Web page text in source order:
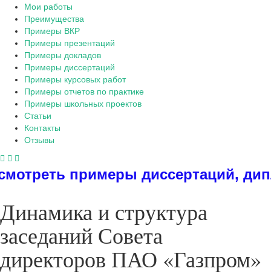
Мои работы
Преимущества
Примеры ВКР
Примеры презентаций
Примеры докладов
Примеры диссертаций
Примеры курсовых работ
Примеры отчетов по практике
Примеры школьных проектов
Статьи
Контакты
Отзывы
дипломов,
Динамика и структура
заседаний Совета
директоров ПАО «Газпром»